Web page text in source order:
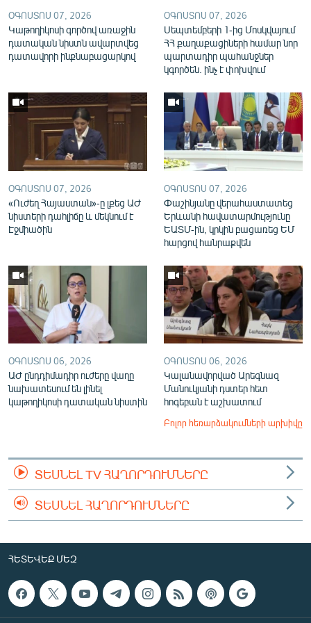
English
Русский
«Ազատության» բոլոր կայքերը
ՕԳՈՍՏՈՍ 07, 2026
Կաթողիկոսի գործով առաջին
դատական նիստն ավարտվեց
դատավորի ինքնաբացարկով
ՕԳՈՍՏՈՍ 07, 2026
Սեպտեմբերի 1-ից Մոսկվայում
ՀՀ քաղաքացիների համար նոր
պարտադիր պահանջներ
կգործեն. ինչ է փոխվում
ՕԳՈՍՏՈՍ 07, 2026
«Ուժեղ Հայաստան»-ը լքեց ԱԺ
նիստերի դահլիճը և մեկնում է
Էջմիածին
ՕԳՈՍՏՈՍ 07, 2026
Փաշինյանը վերահաստատեց
Երևանի հավատարմությունը
ԵԱՏՄ-ին, կրկին բացառեց ԵՄ
հարցով հանրաքվեն
ՕԳՈՍՏՈՍ 06, 2026
ԱԺ ընդդիմադիր ուժերը վաղը
նախատեսում են լինել
կաթողիկոսի դատական նիստին
ՕԳՈՍՏՈՍ 06, 2026
Կալանավորված Արեգնազ
Մանուկյանի դստեր հետ
հոգեբան է աշխատում
Բոլոր հեռարձակումների արխիվը
ՏԵՍՆԵԼ TV ՀԱՂՈՐԴՈՒՄՆԵՐԸ
ՏԵՍՆԵԼ ՀԱՂՈՐԴՈՒՄՆԵՐԸ
ՀԵՏԵՎԵՔ ՄԵԶ